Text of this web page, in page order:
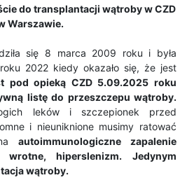
do transplantacji wątroby w CZD
Warszawie.
się 8 marca 2009 roku i była
2022 kiedy okazało się, że jest
pod opieką CZD 5.09.2025 roku
listę do przeszczepu wątroby.
leków i szczepionek przed
i nieuniknione musimy ratować
naautoimmunologiczne zapalenie
wrotne, hiperslenizm. Jedynym
wątroby.